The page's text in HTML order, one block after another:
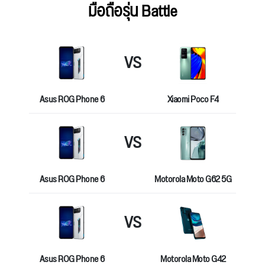
มือถือรุ่น Battle
Asus ROG Phone 6
VS
Xiaomi Poco F4
Asus ROG Phone 6
VS
Motorola Moto G62 5G
Asus ROG Phone 6
VS
Motorola Moto G42